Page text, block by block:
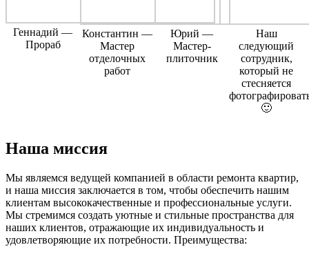
Геннадий —
Прораб
Константин —
Мастер
отделочных
работ
Юрий —
Мастер-
плиточник
Наш
следующий
сотрудник,
который не
стесняется
🙂
Наша миссия
Мы являемся ведущей компанией в области ремонта квартир,
и наша миссия заключается в том, чтобы обеспечить нашим
клиентам высококачественные и профессиональные услуги.
Мы стремимся создать уютные и стильные пространства для
наших клиентов, отражающие их индивидуальность и
удовлетворяющие их потребности. Преимущества: